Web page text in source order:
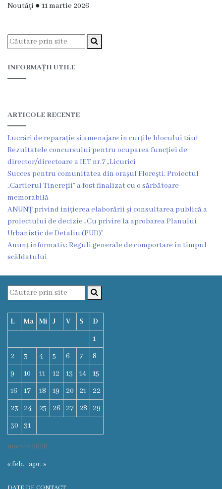
Proiecte
în
Proiecte
prioritare
spre
finanțare
Proiecte
finalizate
Instituții
subordonate
Funcţii
vacante
Consiliul
Secretar
Consilieri
Regulamentul
Consiliului
Ședințele
Consiliului
online
Noutăţi ● 11 martie 2026
INFORMAȚII UTILE
ARTICOLE RECENTE
Lucrări de reparație și amenajare în curțile blocului tău!
Rezultatele concursului pentru ocuparea funcției de
director/directoare a IET nr.7 „Licurici
Succes pentru comunitatea din orașul Florești. Proiectul
„Cartierul Tinereții” a fost finalizat cu o sărbătoare
memorabilă
ANUNȚ privind inițierea elaborării și consultarea publică a
proiectului de decizie „Cu privire la aprobarea Planului
Urbanistic de Detaliu (PUD)”
Anunț informativ: Reguli generale de comportare în timpul
scăldatului
martie 2026
L Ma Mi J V S
D
1
2
3 4 5 6 7
8
9
10 11 12 13 14
15
16
17 18 19 20 21
22
23
24 25 26 27 28
29
30
31
« feb. apr. »